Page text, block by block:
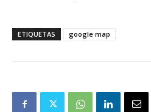
ETIQUETAS google map